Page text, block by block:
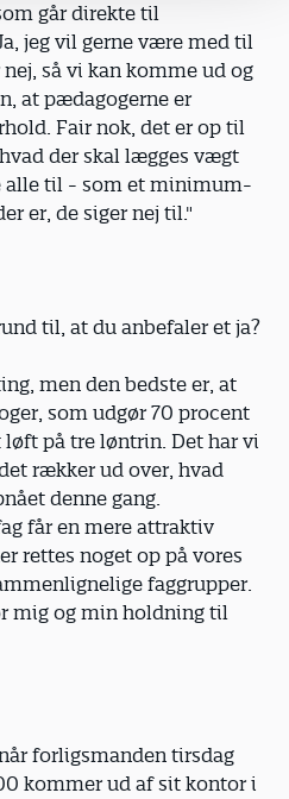
går direkte til
jeg vil gerne være med til
så vi kan komme ud og
at pædagogerne er
Fair nok, det er op til
der skal lægges vægt
alle til - som et minimum-
er, de siger nej til."
til, at du anbefaler et ja?
men den bedste er, at
som udgør 70 procent
på tre løntrin. Det har vi
rækker ud over, hvad
denne gang.
får en mere attraktiv
rettes noget op på vores
faggrupper.
mig og min holdning til
forligsmanden tirsdag
kommer ud af sit kontor i